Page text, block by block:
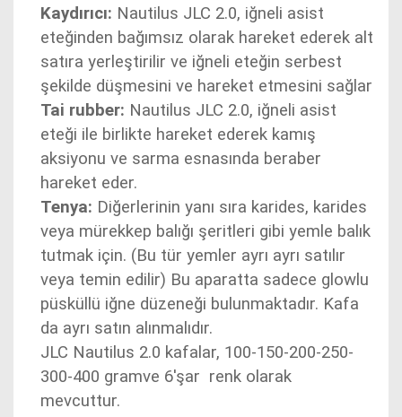
Kaydırıcı: Nautilus JLC 2.0, iğneli asist
eteğinden bağımsız olarak hareket ederek alt
satıra yerleştirilir ve iğneli eteğin serbest
şekilde düşmesini ve hareket etmesini sağlar
Tai rubber: Nautilus JLC 2.0, iğneli asist
eteği ile birlikte hareket ederek kamış
aksiyonu ve sarma esnasında beraber
hareket eder.
Tenya: Diğerlerinin yanı sıra karides, karides
veya mürekkep balığı şeritleri gibi yemle balık
tutmak için. (Bu tür yemler ayrı ayrı satılır
veya temin edilir) Bu aparatta sadece glowlu
püsküllü iğne düzeneği bulunmaktadır. Kafa
da ayrı satın alınmalıdır.
JLC Nautilus 2.0 kafalar, 100-150-200-250-
300-400 gramve 6'şar renk olarak
mevcuttur.